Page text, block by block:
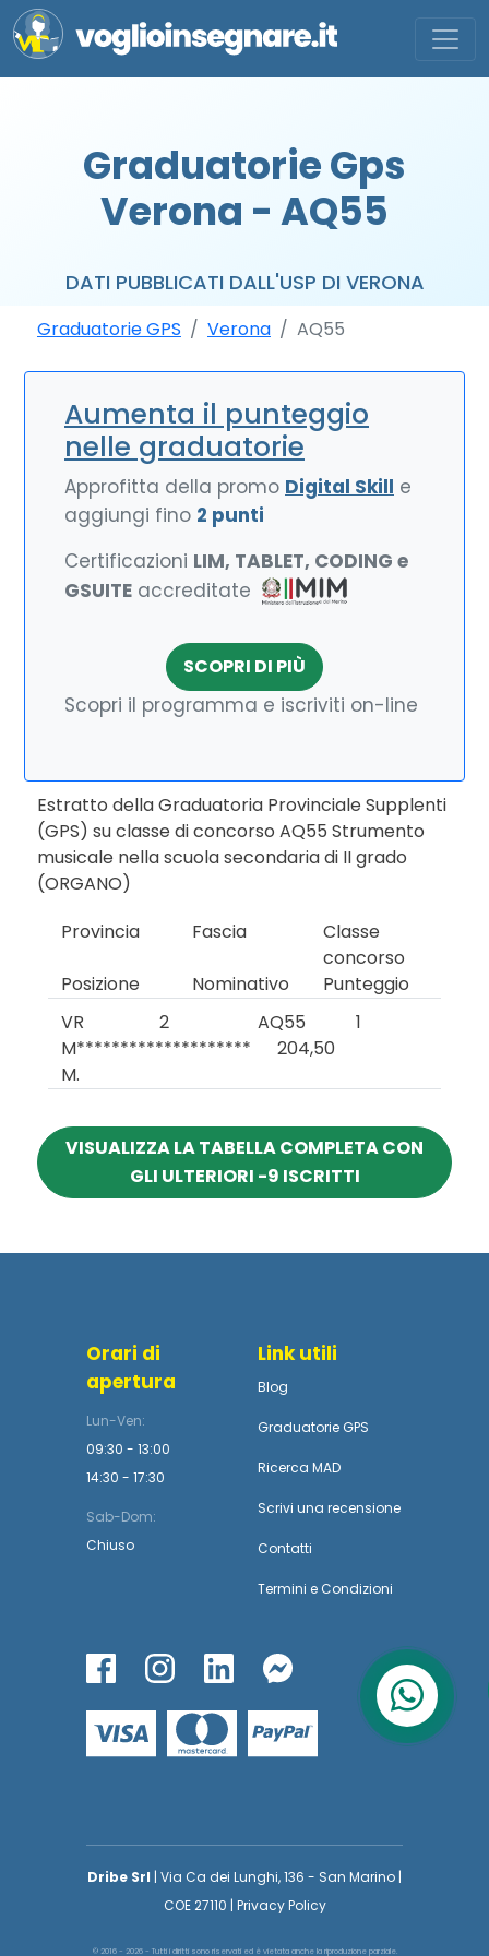
Graduatorie Gps
Verona - AQ55
DATI PUBBLICATI DALL'USP DI VERONA
Graduatorie GPS Verona AQ55
Aumenta il punteggio
nelle graduatorie
Approfitta della promo Digital Skill e
aggiungi fino 2 punti
Certificazioni LIM, TABLET, CODING e
GSUITE accreditate
SCOPRI DI PIÙ
Scopri il programma e iscriviti on-line
Estratto della Graduatoria Provinciale Supplenti
(GPS) su classe di concorso AQ55 Strumento
musicale nella scuola secondaria di II grado
(ORGANO)
Provincia
Fascia
Classe
concorso
Posizione
Nominativo
Punteggio
VR
2 AQ55
1
M********************
M.
204,50
VISUALIZZA LA TABELLA COMPLETA CON
GLI ULTERIORI -9 ISCRITTI
Orari di
apertura
Lun-Ven:
09:30 - 13:00
14:30 - 17:30
Sab-Dom:
Chiuso
Link utili
Blog
Graduatorie GPS
Ricerca MAD
Scrivi una recensione
Contatti
Termini e Condizioni
Dribe Srl | Via Ca dei Lunghi, 136 - San Marino |
COE 27110 | Privacy Policy
© 2016 - 2026 - Tutti i diritti sono riservati ed è vietata anche la riproduzione parziale.